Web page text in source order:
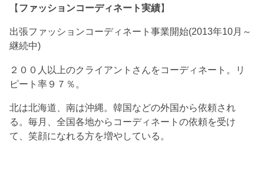
【ファッションコーディネート実績】
出張ファッションコーディネート事業開始(2013年10月～
継続中)
２００人以上のクライアントさんをコーディネート。リ
ピート率９７％。
北は北海道、南は沖縄。韓国などの外国から依頼され
る。毎月、全国各地からコーディネートの依頼を受け
て、笑顔になれる方を増やしている。